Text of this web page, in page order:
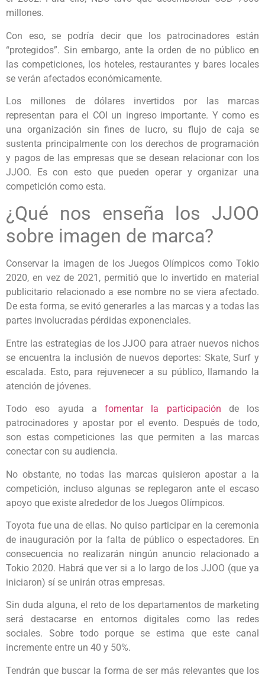
millones.
Con eso, se podría decir que los patrocinadores están
“protegidos”. Sin embargo, ante la orden de no público en
las competiciones, los hoteles, restaurantes y bares locales
se verán afectados económicamente.
Los millones de dólares invertidos por las marcas
representan para el COI un ingreso importante. Y como es
una organización sin fines de lucro, su flujo de caja se
sustenta principalmente con los derechos de programación
y pagos de las empresas que se desean relacionar con los
JJOO. Es con esto que pueden operar y organizar una
competición como esta.
¿Qué nos enseña los JJOO
sobre imagen de marca?
Conservar la imagen de los Juegos Olímpicos como Tokio
2020, en vez de 2021, permitió que lo invertido en material
publicitario relacionado a ese nombre no se viera afectado.
De esta forma, se evitó generarles a las marcas y a todas las
partes involucradas pérdidas exponenciales.
Entre las estrategias de los JJOO para atraer nuevos nichos
se encuentra la inclusión de nuevos deportes: Skate, Surf y
escalada. Esto, para rejuvenecer a su público, llamando la
atención de jóvenes.
Todo eso ayuda a fomentar la participación de los
patrocinadores y apostar por el evento. Después de todo,
son estas competiciones las que permiten a las marcas
conectar con su audiencia.
No obstante, no todas las marcas quisieron apostar a la
competición, incluso algunas se replegaron ante el escaso
apoyo que existe alrededor de los Juegos Olímpicos.
Toyota fue una de ellas. No quiso participar en la ceremonia
de inauguración por la falta de público o espectadores. En
consecuencia no realizarán ningún anuncio relacionado a
Tokio 2020. Habrá que ver si a lo largo de los JJOO (que ya
iniciaron) sí se unirán otras empresas.
Sin duda alguna, el reto de los departamentos de marketing
será destacarse en entornos digitales como las redes
sociales. Sobre todo porque se estima que este canal
incremente entre un 40 y 50%.
Tendrán que buscar la forma de ser más relevantes que los